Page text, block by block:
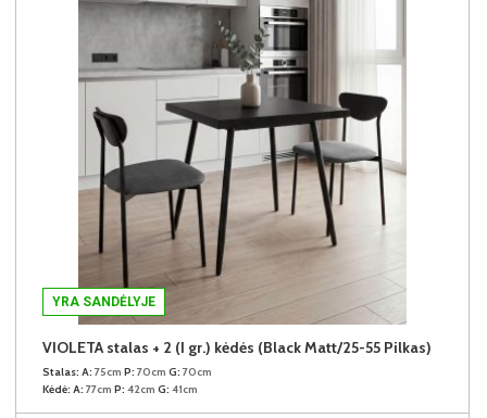
YRA SANDĖLYJE
VIOLETA stalas + 2 (I gr.) kėdės (Black Matt/25-55 Pilkas)
Stalas: A: 75cm P: 70cm G: 70cm
Kėdė: A: 77cm P: 42cm G: 41cm